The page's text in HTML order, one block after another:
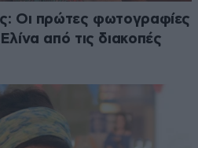
Οι πρώτες φωτογραφίες
από τις διακοπές